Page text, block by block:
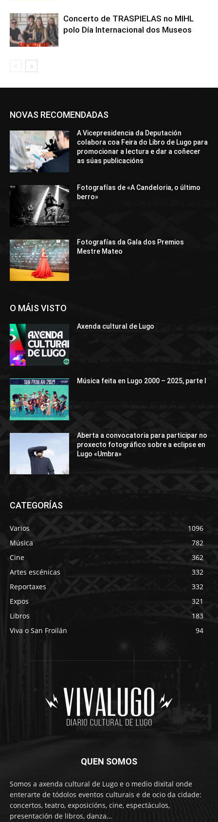
Concerto de TRASPIELAS no MIHL
polo Día Internacional dos Museos
NOVAS RECOMENDADAS
A Vicepresidencia da Deputación
colabora coa Feira do Libro de Lugo para
promocionar a lectura e dar a coñecer
as súas publicacións
Fotografías de «A Candeloria, o último
berro»
Fotografías da Gala dos Premios
Mestre Mateo
O MÁIS VISTO
Axenda cultural de Lugo
Música feita en Lugo 2000 – 2025, parte I
Aberta a convocatoria para participar no
proxecto fotográfico sobre a eclipse en
Lugo «Umbra»
CATEGORÍAS
Varios
1096
Música
782
Cine
362
Artes escénicas
332
Reportaxes
332
Expos
321
Libros
183
Viva o San Froilán
94
QUEN SOMOS
Somos a axenda cultural de Lugo e o medio dixital onde
enterarte de tódolos eventos culturais e de ocio da cidade:
concertos, teatro, exposicións, cine, espectáculos,
presentación de libros, danza…